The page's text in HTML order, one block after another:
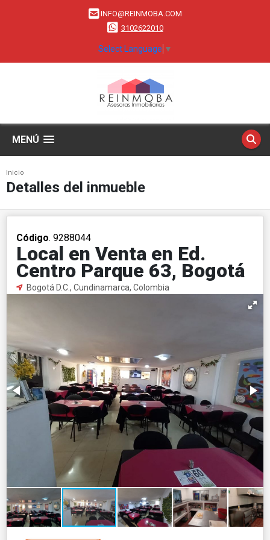
INFO@REINMOBA.COM
3102622010
Select Language ▼
MENÚ
Inicio
Detalles del inmueble
Código. 9288044
Local en Venta en Ed.
Centro Parque 63, Bogotá
Bogotá D.C., Cundinamarca, Colombia